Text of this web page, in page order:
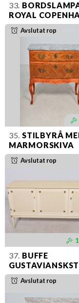
33.
ROYAL
Avslutat rop
35. STILBYRÅ
MARMORSKIVA
Avslutat rop
37. BUFFE
Avslutat rop